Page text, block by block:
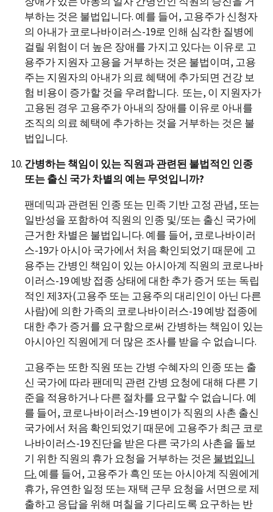
부하는 것은 불법입니다. 예를 들어, 고용주가 신청자
의 아내가 코로나바이러스-19로 인해 심각한 질병에
걸릴 위험이 더 높은 장애를 가지고 있다는 이유로 고
용주가 지원자 고용을 거부하는 것은 불법이며, 고용
주는 지원자의 아내가 의료 혜택에 추가되면 건강 보
험 비용이 증가할 것을 우려합니다. 또는, 이 지원자가
고용된 경우 고용주가 아내의 장애를 이유로 아내를
조직의 의료 혜택에 추가하는 것을 거부하는 것은 불
법입니다.
간병하는 책임이 있는 직원과 관련된 불법적인 인종
또는 출신 국가 차별의 예는 무엇입니까?
팬데믹과 관련된 인종 또는 민족 기반 고정 관념, 또는
일반성을 포함하여 직원의 인종 및/또는 출신 국가에
근거한 차별은 불법입니다. 예를 들어, 코로나바이러
스-19가 아시아 국가에서 처음 확인되었기 때문에 고
용주는 간병인 책임이 있는 아시아계 직원의 코로나바
이러스-19 예방 접종 상태에 대한 추가 증거 또는 독립
적인 제3자(고용주 또는 고용주의 대리인이 아닌 다른
사람)에 의한 가족의 코로나바이러스-19 예방 접종에
대한 추가 증거를 요구함으로써 간병하는 책임이 있는
아시아인 직원에게 더 많은 조사를 받을 수 없습니다.
고용주는 또한 직원 또는 간병 수혜자의 인종 또는 출
신 국가에 따라 팬데믹 관련 간병 요청에 대해 다른 기
준을 적용하거나 다른 절차를 요구할 수 없습니다. 예
를 들어, 코로나바이러스-19 변이가 직원의 사촌 출신
국가에서 처음 확인되었기 때문에 고용주가 최근 코로
나바이러스-19 진단을 받은 다른 국가의 사촌을 돌보
기 위한 직원의 휴가 요청을 거부하는 것은 불법입니
다. 예를 들어, 고용주가 흑인 또는 아시아계 직원에게
휴가, 유연한 일정 또는 재택 근무 요청을 서면으로 제
출하고 응답을 위해 며칠을 기다리도록 요구하는 반